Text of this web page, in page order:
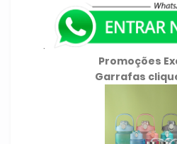
.
Promoções
Garrafas